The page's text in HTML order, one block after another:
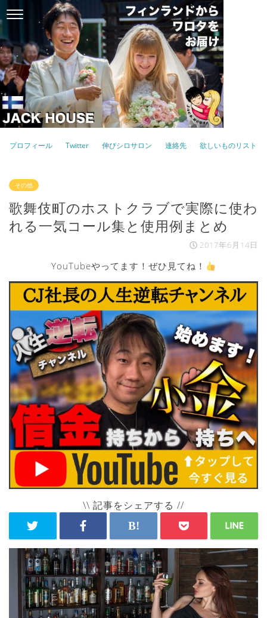
プロフィール Twitter 伸びシロサロン 連絡先 欲しいものリスト
その他
歌舞伎町のホストクラブで実際に使わ
れる一気コール集と使用例まとめ
2017年6月14日
YouTubeやってます！ぜひ見てね！
\\ 記事をシェアする //